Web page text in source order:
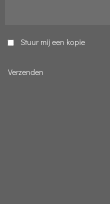
Stuur mij een kopie
Verzenden